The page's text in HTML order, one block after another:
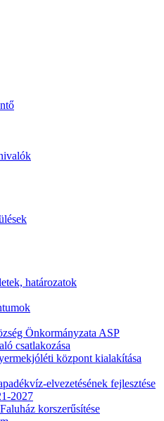
határozatok
Önkormányzata ASP
csatlakozása
központ kialakítása
elvezetésének fejlesztése
2027
korszerűsítése